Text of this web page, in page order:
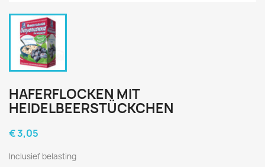
HAFERFLOCKEN MIT
HEIDELBEERSTÜCKCHEN
€ 3,05
Inclusief belasting